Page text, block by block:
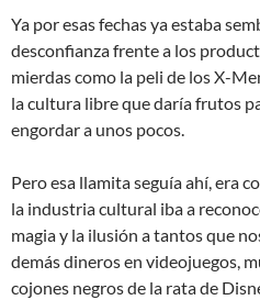
Ya por esas fechas ya estaba
desconfianza frente a los
mierdas como la peli de los X-
la cultura libre que daría frutos
engordar a unos pocos.
Pero esa llamita seguía ahí, era
la industria cultural iba a
magia y la ilusión a tantos que
demás dineros en videojuegos,
cojones negros de la rata de